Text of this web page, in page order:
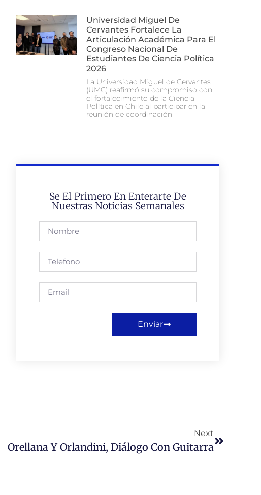
Universidad Miguel De
Cervantes Fortalece La
Articulación Académica Para El
Congreso Nacional De
Estudiantes De Ciencia Política
2026
La Universidad Miguel de Cervantes
(UMC) reafirmó su compromiso con
el fortalecimiento de la Ciencia
Política en Chile al participar en la
reunión de coordinación
Se El Primero En Enterarte De
Nuestras Noticias Semanales
Enviar
Next
Orellana Y Orlandini, Diálogo Con Guitarra